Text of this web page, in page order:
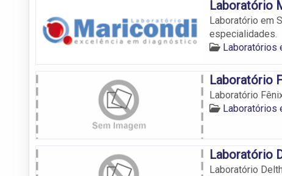
Laboratório
Laboratório em
especialidades.
Laboratórios
Laboratório
Laboratório
Laboratórios
Laboratório
Laboratório